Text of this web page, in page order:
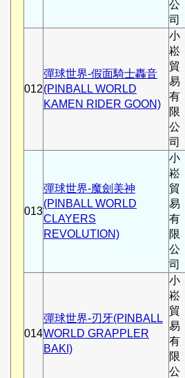
公
司
012
彈球世界-假面騎士轟音
(PINBALL WORLD
KAMEN RIDER GOON)
小
崧
貿
易
有
限
公
司
013
彈球世界-魔劍美神
(PINBALL WORLD
CLAYERS
REVOLUTION)
小
崧
貿
易
有
限
公
司
014
彈球世界-刃牙(PINBALL
WORLD GRAPPLER
BAKI)
小
崧
貿
易
有
限
公